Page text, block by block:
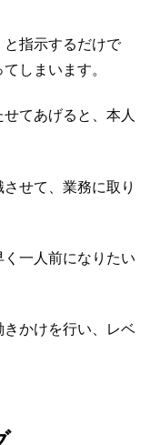
指示するだけで
しまいます。
てあげると、本人
せて、業務に取り
一人前になりたい
かけを行い、レベ